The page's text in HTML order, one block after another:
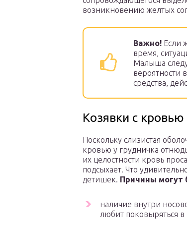
возникновению желтых
Важно! Если
время,
Малыша
вероятности
средства,
Козявки с кровью
Поскольку слизистая
кровью у грудничка
их целостности кровь
подсыхает. Что
детишек. Причины
наличие внутри
любит поковыряться в